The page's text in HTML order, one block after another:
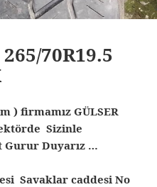
70R19.5
) firmamız GÜLSER
Sizinle
Gurur Duyarız …
Savaklar caddesi No